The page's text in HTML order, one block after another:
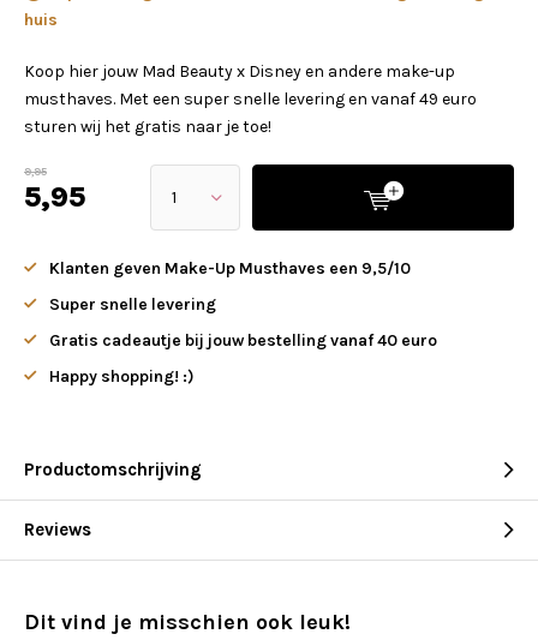
huis
Koop hier jouw Mad Beauty x Disney en andere make-up
musthaves. Met een super snelle levering en vanaf 49 euro
sturen wij het gratis naar je toe!
9,95
5,95
Klanten geven Make-Up Musthaves een 9,5/10
Super snelle levering
Gratis cadeautje bij jouw bestelling vanaf 40 euro
Happy shopping! :)
Productomschrijving
Reviews
Dit vind je misschien ook leuk!